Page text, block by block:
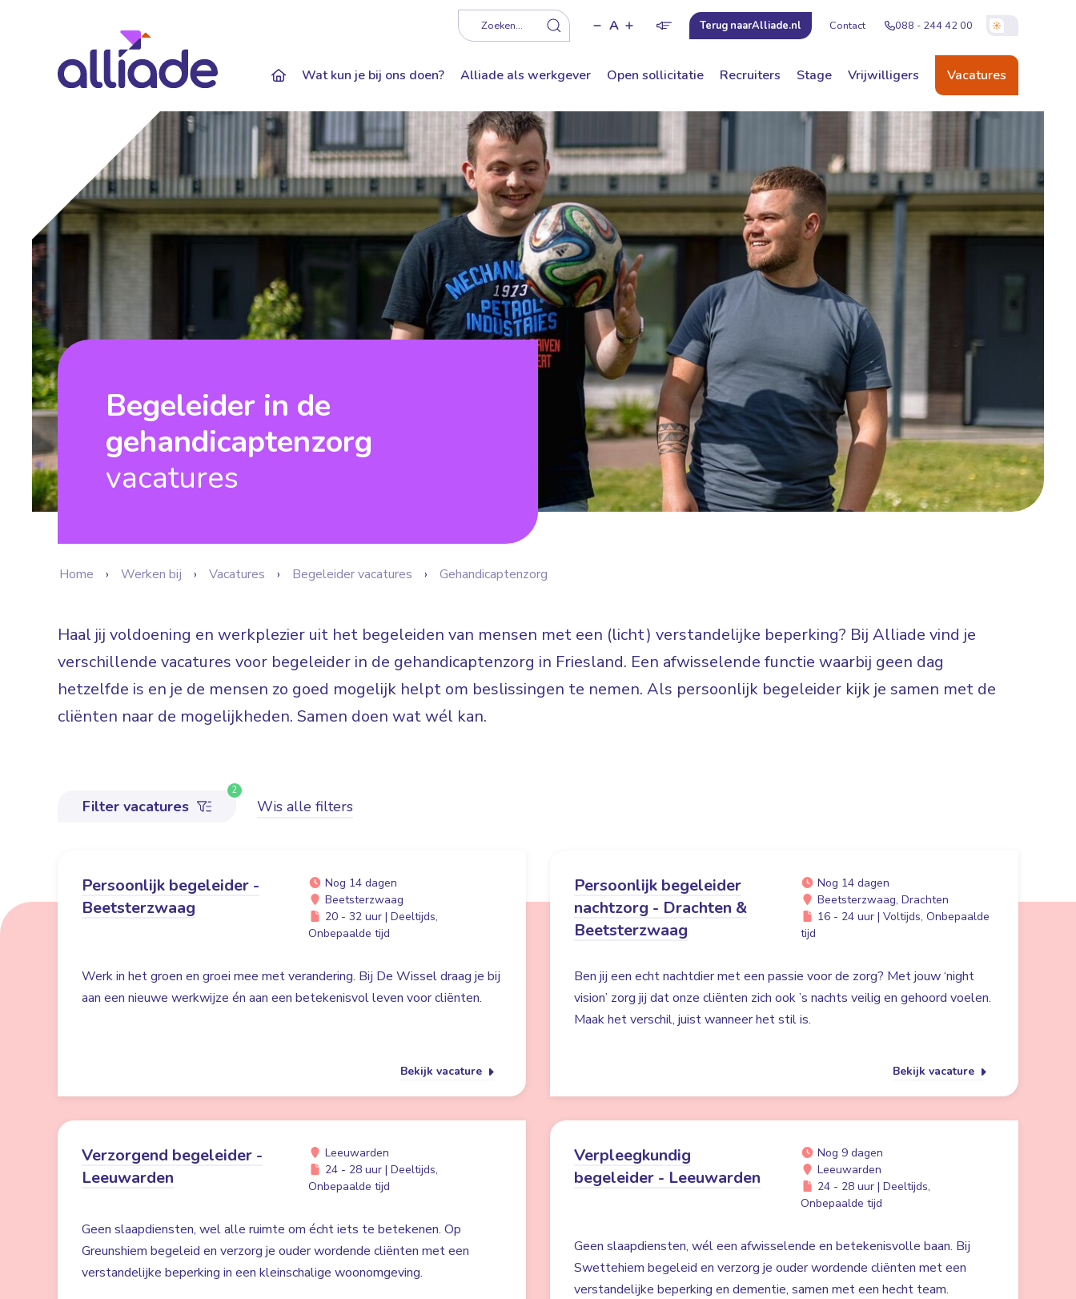
Zoeken... A Terug naarAlliade.nl Contact 088 - 244 42 00
Wat kun je bij ons doen? Alliade als werkgever Open sollicitatie Recruiters Stage Vrijwilligers Vacatures
Begeleider in de
gehandicaptenzorg
vacatures
Home Werken bij Vacatures Begeleider vacatures Gehandicaptenzorg
Haal jij voldoening en werkplezier uit het begeleiden van mensen met een (licht) verstandelijke beperking? Bij Alliade vind je
verschillende vacatures voor begeleider in de gehandicaptenzorg in Friesland. Een afwisselende functie waarbij geen dag
hetzelfde is en je de mensen zo goed mogelijk helpt om beslissingen te nemen. Als persoonlijk begeleider kijk je samen met de
cliënten naar de mogelijkheden. Samen doen wat wél kan.
Filter vacatures
2
Wis alle filters
Persoonlijk begeleider -
Beetsterzwaag
Nog 14 dagen
Beetsterzwaag
20 - 32 uur | Deeltijds,
Onbepaalde tijd
Werk in het groen en groei mee met verandering. Bij De Wissel draag je bij
aan een nieuwe werkwijze én aan een betekenisvol leven voor cliënten.
Bekijk vacature
Persoonlijk begeleider
nachtzorg - Drachten &
Beetsterzwaag
Nog 14 dagen
Beetsterzwaag, Drachten
16 - 24 uur | Voltijds, Onbepaalde
tijd
Ben jij een echt nachtdier met een passie voor de zorg? Met jouw ‘night
vision’ zorg jij dat onze cliënten zich ook ’s nachts veilig en gehoord voelen.
Maak het verschil, juist wanneer het stil is.
Bekijk vacature
Verzorgend begeleider -
Leeuwarden
Leeuwarden
24 - 28 uur | Deeltijds,
Onbepaalde tijd
Geen slaapdiensten, wel alle ruimte om écht iets te betekenen. Op
Greunshiem begeleid en verzorg je ouder wordende cliënten met een
verstandelijke beperking in een kleinschalige woonomgeving.
Verpleegkundig
begeleider - Leeuwarden
Nog 9 dagen
Leeuwarden
24 - 28 uur | Deeltijds,
Onbepaalde tijd
Geen slaapdiensten, wél een afwisselende en betekenisvolle baan. Bij
Swettehiem begeleid en verzorg je ouder wordende cliënten met een
verstandelijke beperking en dementie, samen met een hecht team.